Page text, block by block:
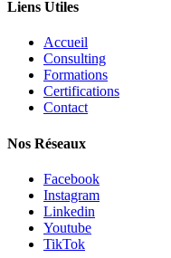
Liens Utiles
Accueil
Consulting
Formations
Certifications
Contact
Nos Réseaux
Facebook
Instagram
Linkedin
Youtube
TikTok